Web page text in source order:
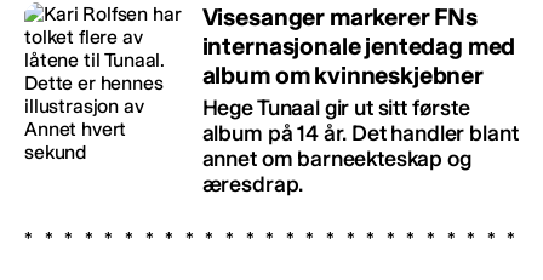
Visesanger markerer FNs
internasjonale jentedag med
album om kvinneskjebner
Hege Tunaal gir ut sitt første
album på 14 år. Det handler blant
annet om barneekteskap og
æresdrap.